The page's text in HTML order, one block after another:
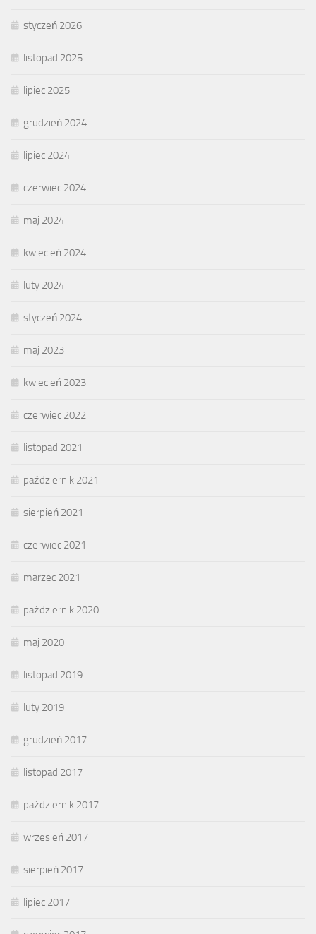
styczeń 2026
listopad 2025
lipiec 2025
grudzień 2024
lipiec 2024
czerwiec 2024
maj 2024
kwiecień 2024
luty 2024
styczeń 2024
maj 2023
kwiecień 2023
czerwiec 2022
listopad 2021
październik 2021
sierpień 2021
czerwiec 2021
marzec 2021
październik 2020
maj 2020
listopad 2019
luty 2019
grudzień 2017
listopad 2017
październik 2017
wrzesień 2017
sierpień 2017
lipiec 2017